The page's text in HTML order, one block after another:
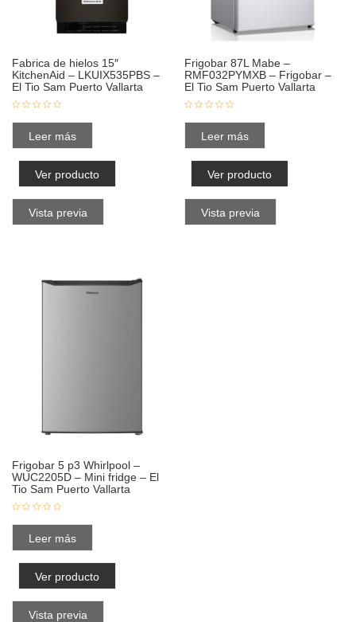
Fabrica de hielos 15″
KitchenAid – LKUIX535PBS –
El Tio Sam Puerto Vallarta
Leer más
Ver producto
Vista previa
Frigobar 87L Mabe –
RMF032PYMXB – Frigobar –
El Tio Sam Puerto Vallarta
Leer más
Ver producto
Vista previa
Frigobar 5 p3 Whirlpool –
WUC2205D – Mini fridge – El
Tio Sam Puerto Vallarta
Leer más
Ver producto
Vista previa